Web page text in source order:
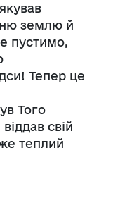
землю й
пустимо,
Тепер це
Toгo
свій
теплий